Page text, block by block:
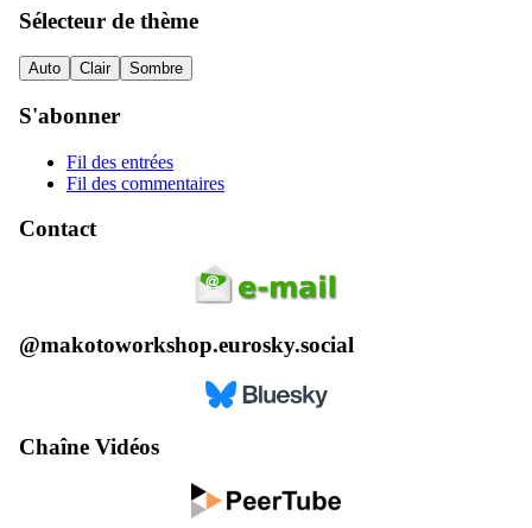
Sélecteur de thème
Auto Clair Sombre
S'abonner
Fil des entrées
Fil des commentaires
Contact
@makotoworkshop.eurosky.social
Chaîne Vidéos